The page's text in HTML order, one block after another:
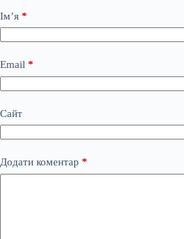
Ім’я *
Email *
Сайт
Додати коментар *